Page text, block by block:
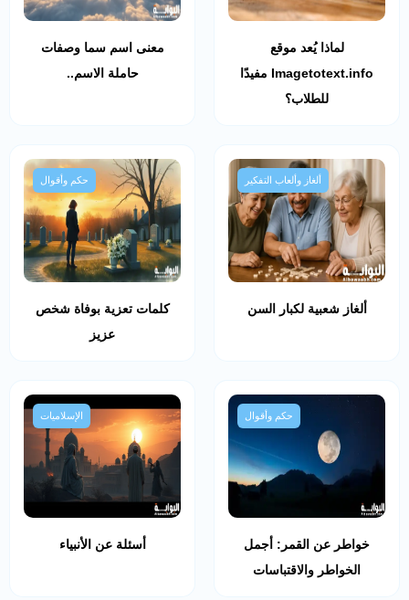
لماذا يُعد موقع
Imagetotext.info مفيدًا
للطلاب؟
معنى اسم سما وصفات
حاملة الاسم..
ألغاز وألعاب التفكير
ألغاز شعبية لكبار السن
حكم وأقوال
كلمات تعزية بوفاة شخص
عزيز
حكم وأقوال
خواطر عن القمر: أجمل
الخواطر والاقتباسات
الإسلاميات
أسئلة عن الأنبياء